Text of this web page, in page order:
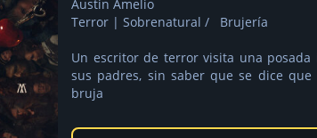
Austin Amelio
Terror | Sobrenatural / Brujería
Un escritor de terror visita una
sus padres, sin saber que se dice
bruja